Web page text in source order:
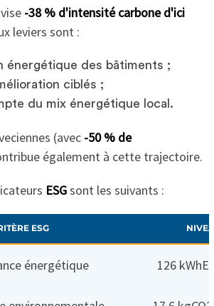
-38 % d'intensité carbone d'ici
leviers sont :
énergétique des bâtiments ;
ciblés ;
du mix énergétique local.
(avec -50 % de
également à cette trajectoire.
ESGsont les suivants :
ESG
énergétique 126